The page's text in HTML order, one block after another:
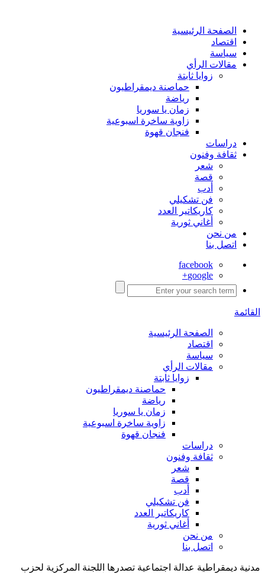
الصفحة الرئيسية
اقتصاد
سياسة
مقالات الرأي
زوايا ثابتة
حماصنة ديمقراطيون
رياضة
زمان يا سوريا
زاوية ساخرة اسبوعية
فنجان قهوة
دراسات
ثقافة وفنون
شعر
قصة
أدب
فن تشكيلي
كاريكاتير العدد
أغاني ثورية
من نحن
اتصل بنا
facebook
google+
القائمة
الصفحة الرئيسية
اقتصاد
سياسة
مقالات الرأي
زوايا ثابتة
حماصنة ديمقراطيون
رياضة
زمان يا سوريا
زاوية ساخرة اسبوعية
فنجان قهوة
دراسات
ثقافة وفنون
شعر
قصة
أدب
فن تشكيلي
كاريكاتير العدد
أغاني ثورية
من نحن
اتصل بنا
مدنية ديمقراطية عدالة اجتماعية تصدرها اللجنة المركزية لحزب